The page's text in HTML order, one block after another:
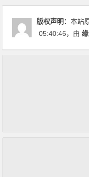
版权声明：本站
05:40:46，由